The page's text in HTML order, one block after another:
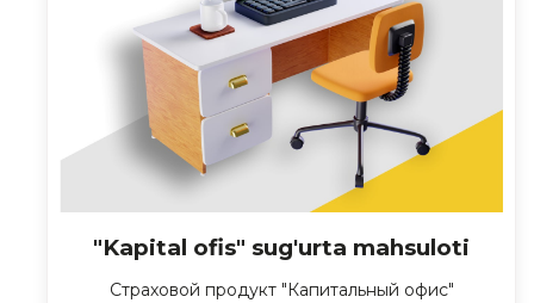
"Kapital ofis" sug'urta mahsuloti
Страховой продукт "Капитальный офис"